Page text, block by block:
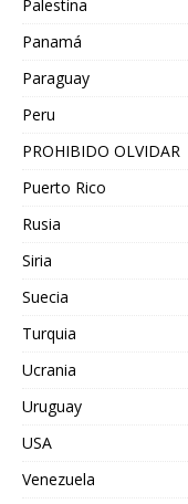
Palestina
Panamá
Paraguay
Peru
PROHIBIDO OLVIDAR
Puerto Rico
Rusia
Siria
Suecia
Turquia
Ucrania
Uruguay
USA
Venezuela